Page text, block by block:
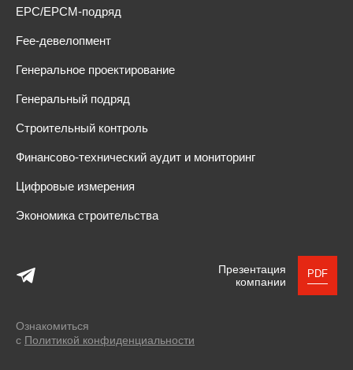
EPC/EPCM-подряд
Fee-девелопмент
Генеральное проектирование
Генеральный подряд
Строительный контроль
Финансово-технический аудит и мониторинг
Цифровые измерения
Экономика строительства
Презентация
компании
PDF
Ознакомиться
с Политикой конфиденциальности